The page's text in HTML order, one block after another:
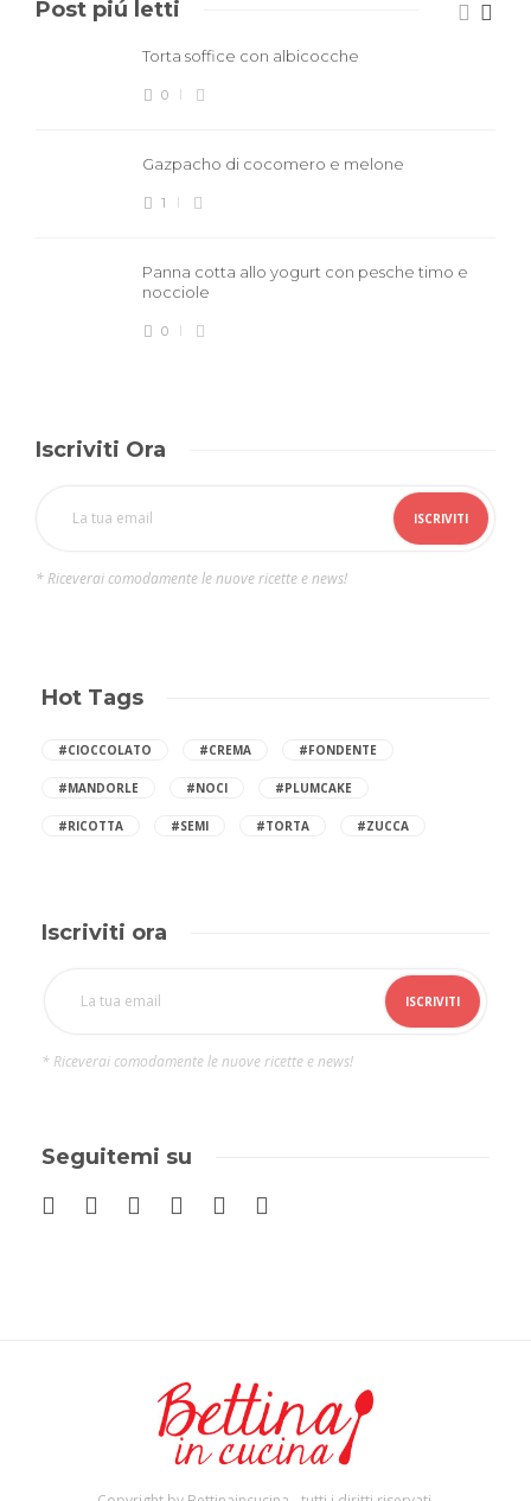
Post piú letti
Torta soffice con albicocche
0
Gazpacho di cocomero e melone
1
Panna cotta allo yogurt con pesche timo e
nocciole
0
Iscriviti Ora
* Riceverai comodamente le nuove ricette e news!
Hot Tags
#CIOCCOLATO #CREMA #FONDENTE
#MANDORLE #NOCI #PLUMCAKE
#RICOTTA #SEMI #TORTA #ZUCCA
Iscriviti ora
* Riceverai comodamente le nuove ricette e news!
Seguitemi su